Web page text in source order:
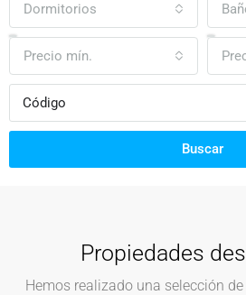
Dormitorios
Precio mín.
Buscar
Propiedades
Hemos realizado una selección